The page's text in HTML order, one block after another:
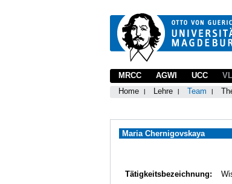
MRCC AGWI UCC
Home
Lehre Team
Maria Chernigovskaya
Tätigkeitsbezeichnung: